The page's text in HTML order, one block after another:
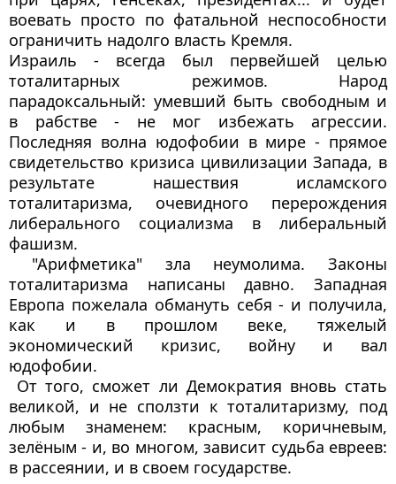
воевать просто по фатальной неспособности
ограничить надолго власть Кремля.
Израиль - всегда был первейшей целью
тоталитарных режимов. Народ
парадоксальный: умевший быть свободным и
в рабстве - не мог избежать агрессии.
Последняя волна юдофобии в мире - прямое
свидетельство кризиса цивилизации Запада, в
результате нашествия исламского
тоталитаризма, очевидного перерождения
либерального социализма в либеральный
фашизм.
тоталитаризма написаны давно. Западная
Европа пожелала обмануть себя - и получила,
как и в прошлом веке, тяжелый
экономический кризис, войну и вал
юдофобии.
великой, и не сползти к тоталитаризму, под
любым знаменем: красным, коричневым,
зелёным - и, во многом, зависит судьба евреев:
в рассеянии, и в своем государстве.